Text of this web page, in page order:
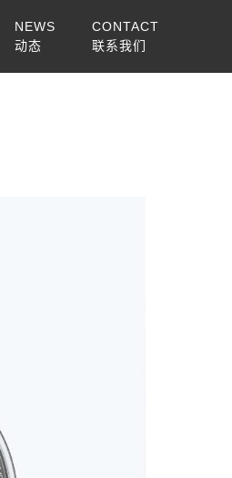
NEWS
动态
CONTACT
联系我们